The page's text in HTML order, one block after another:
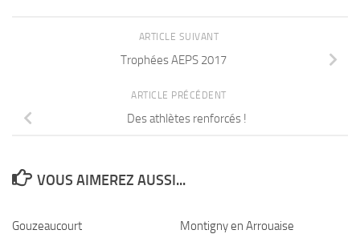
ARTICLE SUIVANT
Trophées AEPS 2017
ARTICLE PRÉCÉDENT
Des athlètes renforcés !
VOUS AIMEREZ AUSSI...
Gouzeaucourt Montigny en Arrouaise